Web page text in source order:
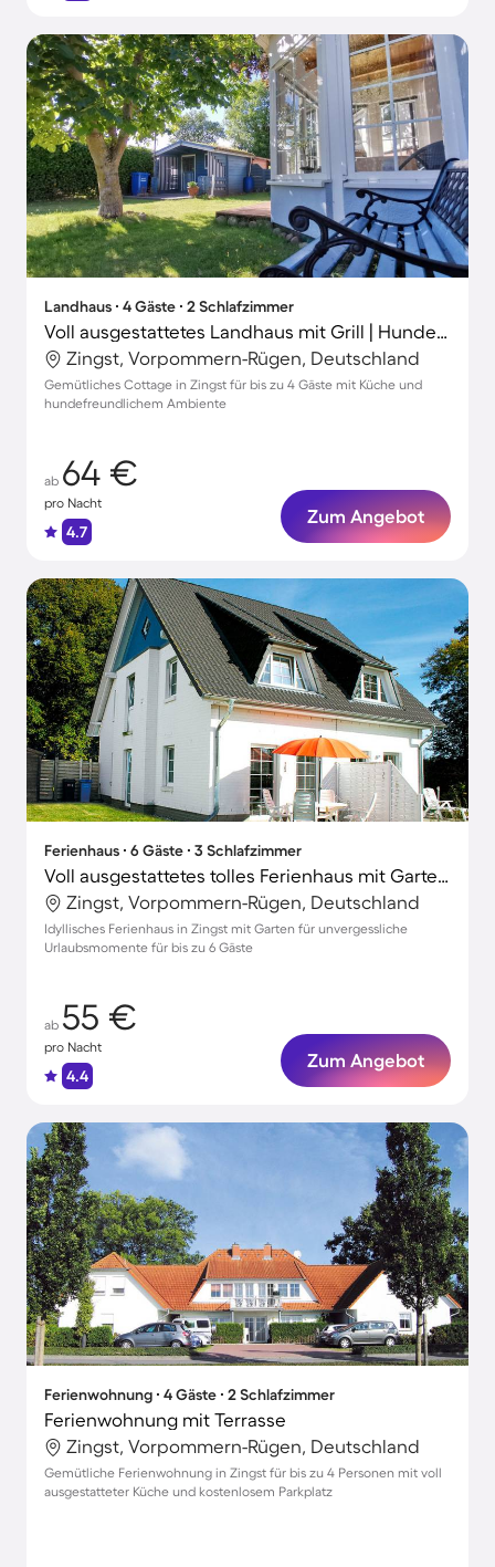
Landhaus ∙ 4 Gäste ∙ 2 Schlafzimmer
Voll ausgestattetes Landhaus mit Grill | Hunde erlaubt
Zingst, Vorpommern-Rügen, Deutschland
Gemütliches Cottage in Zingst für bis zu 4 Gäste mit Küche und
hundefreundlichem Ambiente
ab 64 €
pro Nacht
4.7
Zum Angebot
Ferienhaus ∙ 6 Gäste ∙ 3 Schlafzimmer
Voll ausgestattetes tolles Ferienhaus mit Garten, Grill und Terrasse
Zingst, Vorpommern-Rügen, Deutschland
Idyllisches Ferienhaus in Zingst mit Garten für unvergessliche
Urlaubsmomente für bis zu 6 Gäste
ab 55 €
pro Nacht
4.4
Zum Angebot
Ferienwohnung ∙ 4 Gäste ∙ 2 Schlafzimmer
Ferienwohnung mit Terrasse
Zingst, Vorpommern-Rügen, Deutschland
Gemütliche Ferienwohnung in Zingst für bis zu 4 Personen mit voll
ausgestatteter Küche und kostenlosem Parkplatz